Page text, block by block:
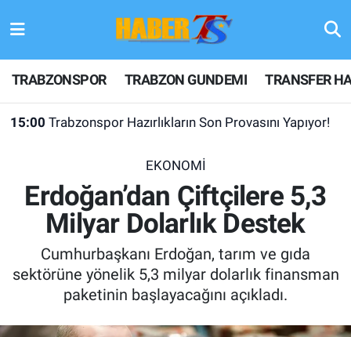
TRABZONSPOR TRABZON GUNDEMI TRANSFER
15:00 Trabzonspor Hazırlıkların Son Provasını Yapıyor!
EKONOMİ
Erdoğan’dan Çiftçilere 5,3
Milyar Dolarlık Destek
Cumhurbaşkanı Erdoğan, tarım ve gıda
sektörüne yönelik 5,3 milyar dolarlık finansman
paketinin başlayacağını açıkladı.
TRABZONSPOR
TRABZON GUNDEMI
KULİS MEYDANI
1461 TRABZON
FUTBOL
Hava Durumu
Trafik Durumu
Son Dakika Haberleri
Haber Arşivi